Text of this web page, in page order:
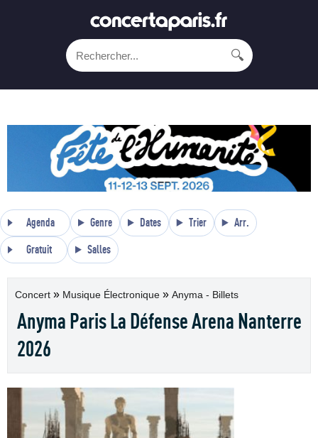
🔍
Agenda Genre Dates Trier Arr.
Gratuit Salles
Concert » Musique Électronique » Anyma - Billets
Anyma Paris La Défense Arena Nanterre
2026